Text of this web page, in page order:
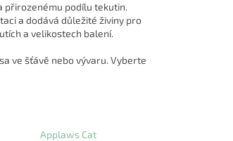
přirozenému podílu tekutin.
a dodává důležité živiny pro
a velikostech balení.
ve šťávě nebo vývaru. Vyberte
Applaws Cat